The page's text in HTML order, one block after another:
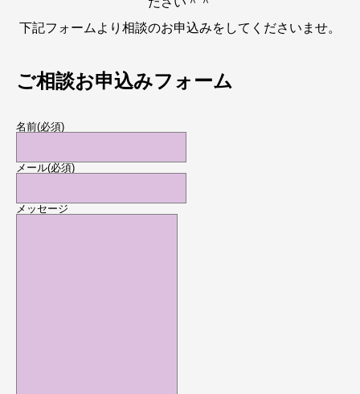
下記フォームより相談のお申込みをしてくださいませ。
ご相談お申込みフォーム
名前(必須)
メール(必須)
メッセージ